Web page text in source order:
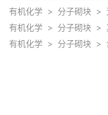
有机化学 > 分子砌块 >
有机化学 > 分子砌块 >
有机化学 > 分子砌块 >